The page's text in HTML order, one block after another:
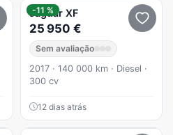
-11 %
Jaguar XF
25 950 €
Sem avaliação
2017 · 140 000 km · Diesel ·
300 cv
12 dias atrás